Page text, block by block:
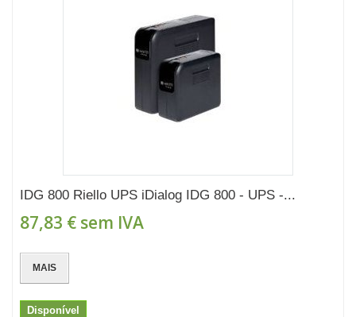
IDG 800 Riello UPS iDialog IDG 800 - UPS -...
87,83 € sem IVA
MAIS
Disponível